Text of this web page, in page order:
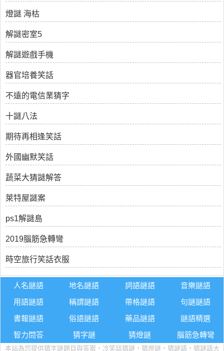
燈謎 海枯
解謎密室5
解謎遊戲手機
器官培養笑話
不遠的電信業猜字
十謎八法
期待再相逢笑話
外國幽默笑話
蔬菜大猜謎解答
萊特屋謎案
ps1解謎島
2019腦筋急轉彎
時空旅行笑話衣服
人名謎語 地名謎語 詞語謎語
音樂謎語
用語謎語
稱謂謎語 帶格謎語
句謎謎語
書報謎語
俗語謎語 藥品謎語
謎語精選
智力問答
猜字謎 猜燈謎 腦筋急轉彎
本站為您提供猜字謎題目與答案，冷笑話猜謎，猜燈謎，猜謎語，猜謎語大